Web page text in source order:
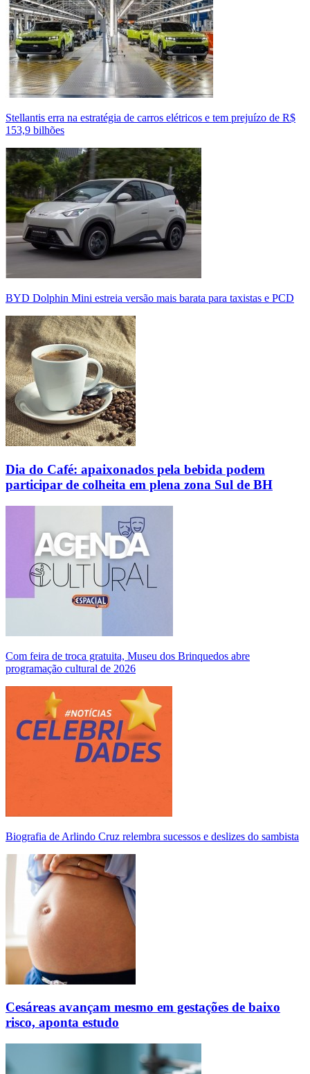
Stellantis erra na estratégia de carros elétricos e tem prejuízo de R$
153,9 bilhões
BYD Dolphin Mini estreia versão mais barata para taxistas e PCD
Dia do Café: apaixonados pela bebida podem
participar de colheita em plena zona Sul de BH
Com feira de troca gratuita, Museu dos Brinquedos abre
programação cultural de 2026
Biografia de Arlindo Cruz relembra sucessos e deslizes do sambista
Cesáreas avançam mesmo em gestações de baixo
risco, aponta estudo